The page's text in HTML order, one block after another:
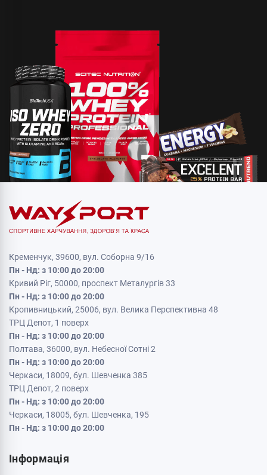
Кременчук, 39600, вул. Соборна 9/16
Пн - Нд: з 10:00 до 20:00
Кривий Ріг, 50000, проспект Металургів 33
Пн - Нд: з 10:00 до 20:00
Кропивницький, 25006, вул. Велика Перспективна 48
ТРЦ Депот, 1 поверх
Пн - Нд: з 10:00 до 20:00
Полтава, 36000, вул. Небесної Сотні 2
Пн - Нд: з 10:00 до 20:00
Черкаси, 18009, бул. Шевченка 385
ТРЦ Депот, 2 поверх
Пн - Нд: з 10:00 до 20:00
Черкаси, 18005, бул. Шевченка, 195
Пн - Нд: з 10:00 до 20:00
Інформація